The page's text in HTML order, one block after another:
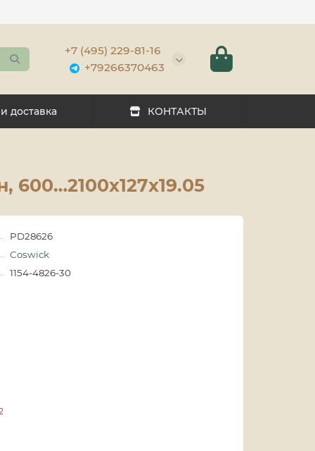
+7 (495) 229-81-16
+79266370463
доставка КОНТАКТЫ
600…2100x127x19.05
PD28626
Coswick
1154-4826-30